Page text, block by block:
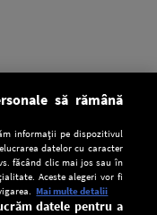
să rămână
informații pe dispozitivul
datelor cu caracter
făcând clic mai jos sau în
Aceste alegeri vor fi
Mai multe detalii
datele pentru a